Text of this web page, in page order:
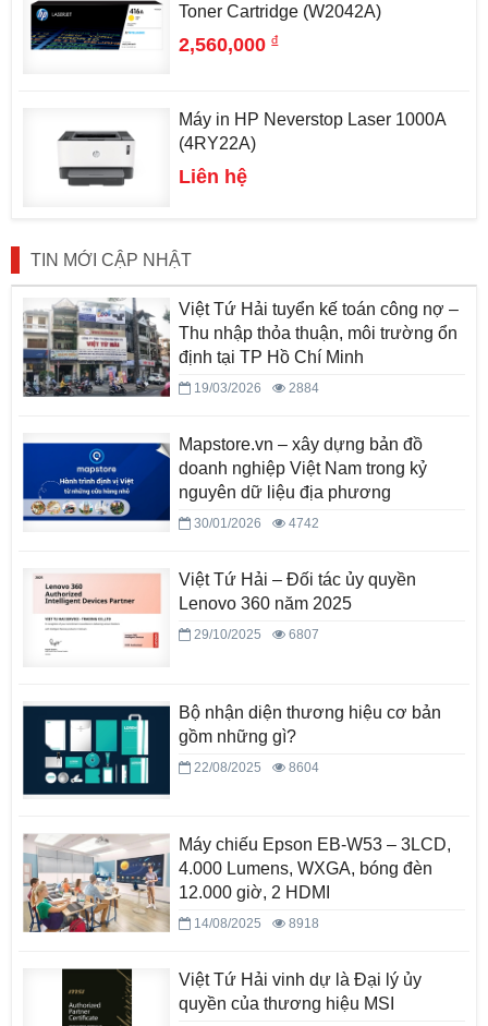
Toner Cartridge (W2042A)
2,560,000đ
Máy in HP Neverstop Laser 1000A
(4RY22A)
Liên hệ
TIN MỚI CẬP NHẬT
Việt Tứ Hải tuyển kế toán công nợ –
Thu nhập thỏa thuận, môi trường ổn
định tại TP Hồ Chí Minh
19/03/2026 2884
Mapstore.vn – xây dựng bản đồ
doanh nghiệp Việt Nam trong kỷ
nguyên dữ liệu địa phương
30/01/2026 4742
Việt Tứ Hải – Đối tác ủy quyền
Lenovo 360 năm 2025
29/10/2025 6807
Bộ nhận diện thương hiệu cơ bản
gồm những gì?
22/08/2025 8604
Máy chiếu Epson EB-W53 – 3LCD,
4.000 Lumens, WXGA, bóng đèn
12.000 giờ, 2 HDMI
14/08/2025 8918
Việt Tứ Hải vinh dự là Đại lý ủy
quyền của thương hiệu MSI